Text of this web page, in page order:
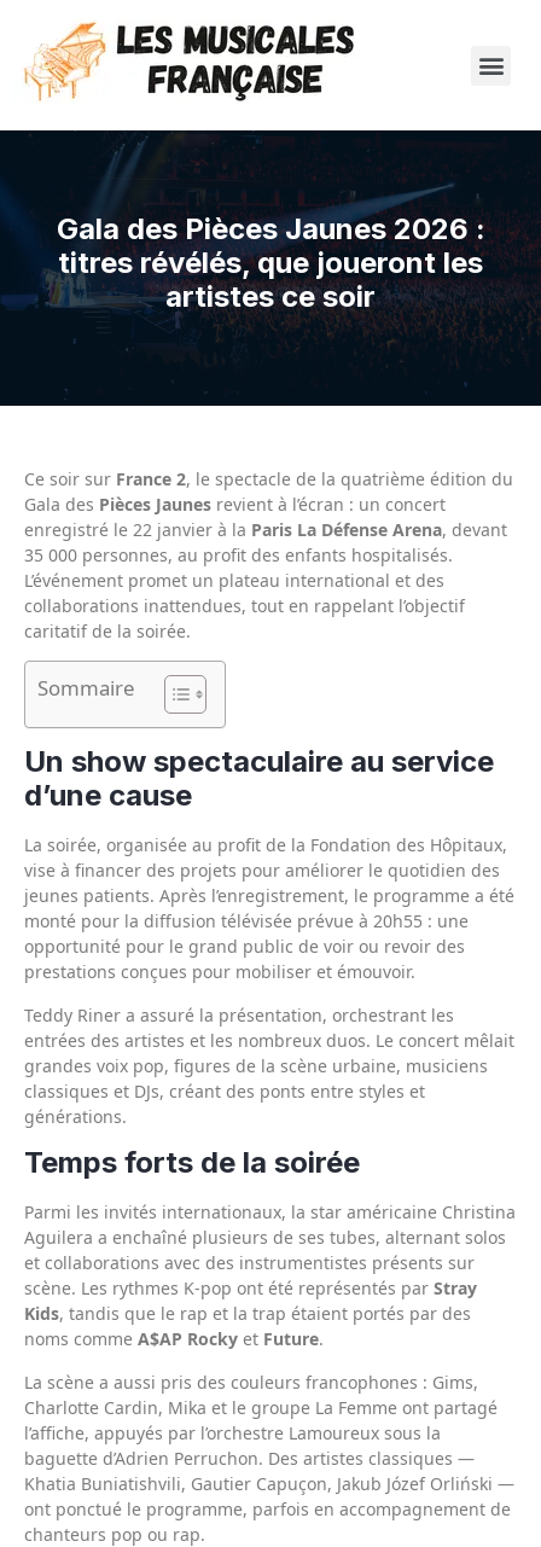
Gala des Pièces Jaunes 2026 :
titres révélés, que joueront les
artistes ce soir
Ce soir sur France 2, le spectacle de la quatrième édition du
Gala des Pièces Jaunes revient à l’écran : un concert
enregistré le 22 janvier à la Paris La Défense Arena, devant
35 000 personnes, au profit des enfants hospitalisés.
L’événement promet un plateau international et des
collaborations inattendues, tout en rappelant l’objectif
caritatif de la soirée.
Sommaire
Un show spectaculaire au service
d’une cause
La soirée, organisée au profit de la Fondation des Hôpitaux,
vise à financer des projets pour améliorer le quotidien des
jeunes patients. Après l’enregistrement, le programme a été
monté pour la diffusion télévisée prévue à 20h55 : une
opportunité pour le grand public de voir ou revoir des
prestations conçues pour mobiliser et émouvoir.
Teddy Riner a assuré la présentation, orchestrant les
entrées des artistes et les nombreux duos. Le concert mêlait
grandes voix pop, figures de la scène urbaine, musiciens
classiques et DJs, créant des ponts entre styles et
générations.
Temps forts de la soirée
Parmi les invités internationaux, la star américaine Christina
Aguilera a enchaîné plusieurs de ses tubes, alternant solos
et collaborations avec des instrumentistes présents sur
scène. Les rythmes K-pop ont été représentés par Stray
Kids, tandis que le rap et la trap étaient portés par des
noms comme A$AP Rocky et Future.
La scène a aussi pris des couleurs francophones : Gims,
Charlotte Cardin, Mika et le groupe La Femme ont partagé
l’affiche, appuyés par l’orchestre Lamoureux sous la
baguette d’Adrien Perruchon. Des artistes classiques —
Khatia Buniatishvili, Gautier Capuçon, Jakub Józef Orliński —
ont ponctué le programme, parfois en accompagnement de
chanteurs pop ou rap.